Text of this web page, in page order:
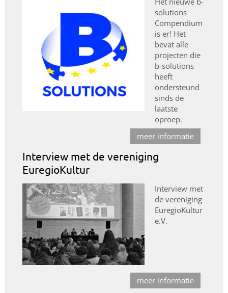
solutions
Compendium
is er! Het
bevat alle
projecten die
b-solutions
heeft
ondersteund
sinds de
laatste
oproep.
meer informatie
Interview met de vereniging
EuregioKultur
Interview met
de vereniging
EuregioKultur
e.V.
meer informatie